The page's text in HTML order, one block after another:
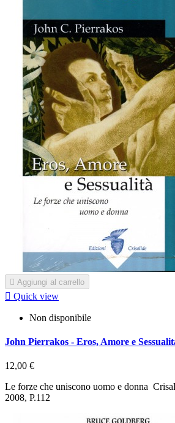
 Aggiungi al carrello
 Quick view
Non disponibile
John Pierrakos - Eros, Amore e
12,00 €
Le forze che uniscono uomo e donna
2008, P.112